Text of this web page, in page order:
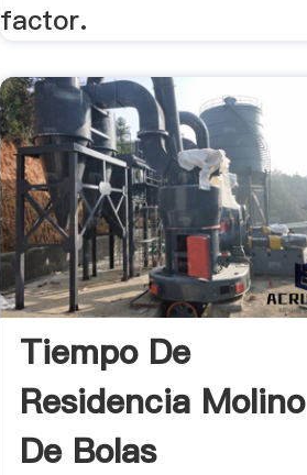
factor.
Tiempo De
Residencia Molino
De Bolas